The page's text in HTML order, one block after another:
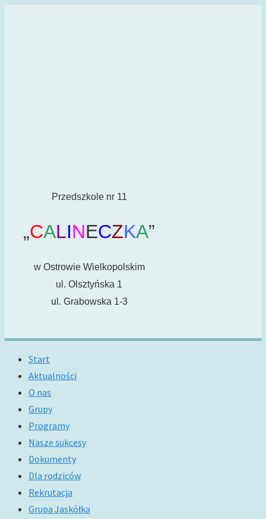
Przedszkole nr 11
„CALINECZKA”
w Ostrowie Wielkopolskim
ul. Olsztyńska 1
ul. Grabowska 1-3
Start
Aktualności
O nas
Grupy
Programy
Nasze sukcesy
Dokumenty
Dla rodziców
Rekrutacja
Grupa Jaskółka